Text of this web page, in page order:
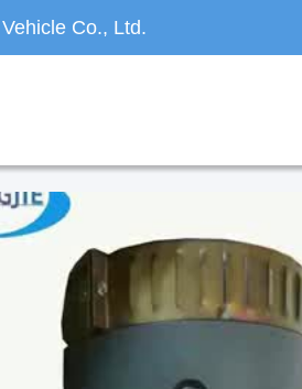
Co., Ltd.